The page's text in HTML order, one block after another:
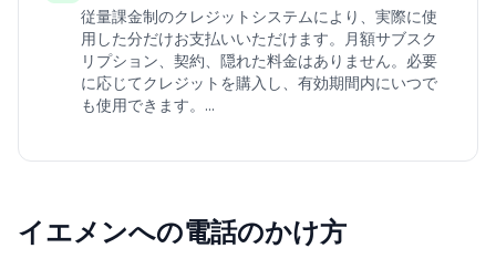
従量課金制のクレジットシステムにより、実際に使
用した分だけお支払いいただけます。月額サブスク
リプション、契約、隠れた料金はありません。必要
に応じてクレジットを購入し、有効期間内にいつで
も使用できます。...
イエメンへの電話のかけ方